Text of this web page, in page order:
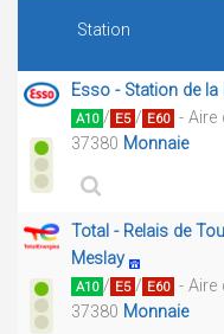
Station
Esso - Station de la
A10 / E5 / E60 - Aire
37380 Monnaie
Total - Relais de
Meslay
A10 / E5 / E60 - Aire
37380 Monnaie